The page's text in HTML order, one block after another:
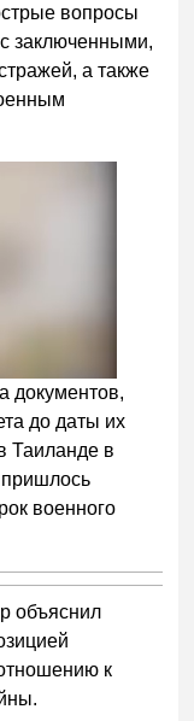
вопросы
заключенными,
а также
документов,
до даты их
Таиланде в
военного
объяснил
к